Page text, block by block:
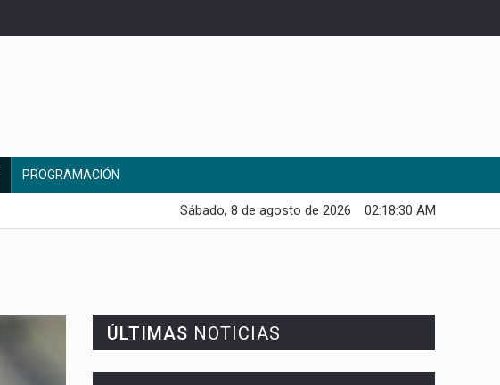
PROGRAMACIÓN
02:18:31 AM
Sábado, 8 de agosto de 2026
ÚLTIMAS NOTICIAS